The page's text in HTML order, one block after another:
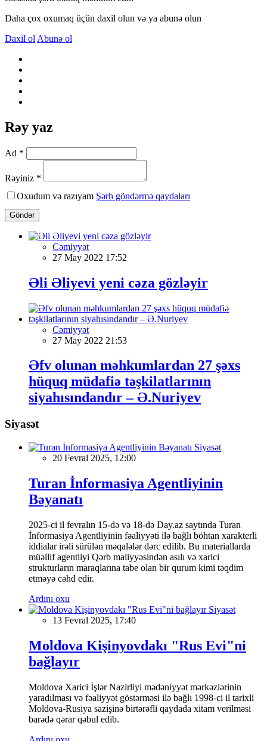
Daha çox oxumaq üçün daxil olun və ya abunə olun
Daxil ol Abunə ol
Rəy yaz
Ad *
Rəyiniz *
Oxudum və razıyam Şərh göndərmə qaydaları
Göndər
Cəmiyyət
27 May 2022 17:52
Əli Əliyevi yeni cəza gözləyir
Cəmiyyət
27 May 2022 21:53
Əfv olunan məhkumlardan 27 şəxs
hüquq müdafiə təşkilatlarının
siyahısındandır – Ə.Nuriyev
Siyasət
Siyasət
20 Fevral 2025, 12:00
Turan İnformasiya Agentliyinin
Bəyanatı
2025-ci il fevralın 15-də və 18-də Day.az saytında Turan
İnformasiya Agentliyinin fəaliyyəti ilə bağlı böhtan xarakterli
iddialar irəli sürülən məqalələr dərc edilib. Bu materiallarda
müəllif agentliyi Qərb maliyyəsindən asılı və xarici
strukturların maraqlarına tabe olan bir qurum kimi təqdim
etməyə cəhd edir.
Ardını oxu
Siyasət
13 Fevral 2025, 17:40
Moldova Kişinyovdakı "Rus Evi"ni
bağlayır
Moldova Xarici İşlər Nazirliyi mədəniyyət mərkəzlərinin
yaradılması və fəaliyyət göstərməsi ilə bağlı 1998-ci il tarixli
Moldova-Rusiya sazişinə birtərəfli qaydada xitam verilməsi
barədə qərar qəbul edib.